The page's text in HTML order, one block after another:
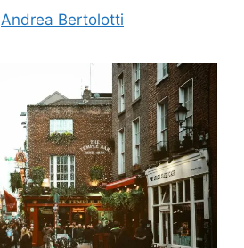
Andrea Bertolotti